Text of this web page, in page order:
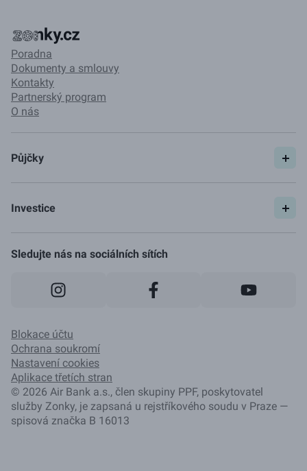
Poradna
Dokumenty a smlouvy
Kontakty
Partnerský program
O nás
Půjčky
Pojištění
Investice
Jak to funguje
Sledujte nás na sociálních sítích
Blokace účtu
Ochrana soukromí
Nastavení cookies
Aplikace třetích stran
© 2026 Air Bank a.s., člen skupiny PPF, poskytovatel
služby Zonky, je zapsaná u rejstříkového soudu v Praze —
spisová značka B 16013